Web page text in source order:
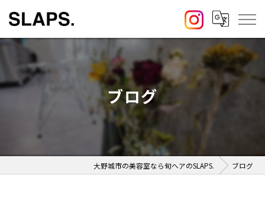
ブログ
大野城市の美容室なら旬ヘアのSLAPS. ブログ